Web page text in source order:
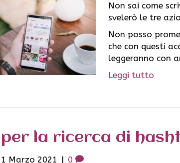
Non sai come
svelerò le tre
Non posso
che con questi
leggeranno con
Leggi tutto
per la ricerca di
Marzo 2021 | 0